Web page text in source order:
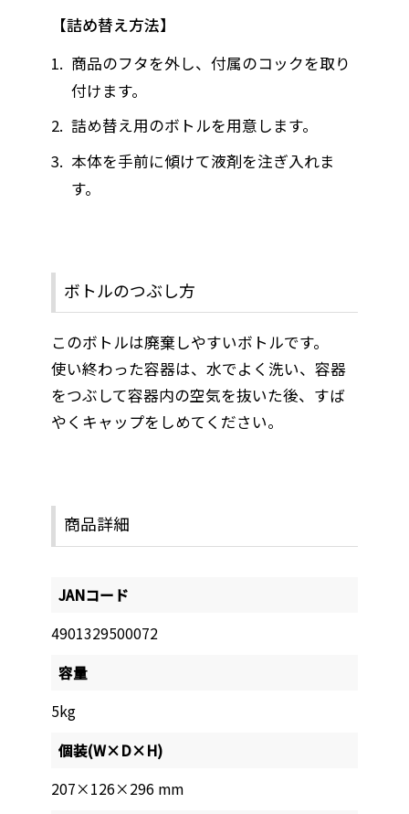
詰め替え方法
商品のフタを外し、付属のコックを取り
付けます。
詰め替え用のボトルを用意します。
本体を手前に傾けて液剤を注ぎ入れま
す。
ボトルのつぶし方
このボトルは廃棄しやすいボトルです。
使い終わった容器は、水でよく洗い、容器
をつぶして容器内の空気を抜いた後、すば
やくキャップをしめてください。
商品詳細
JANコード
4901329500072
容量
5kg
個装(W×D×H)
207×126×296 mm